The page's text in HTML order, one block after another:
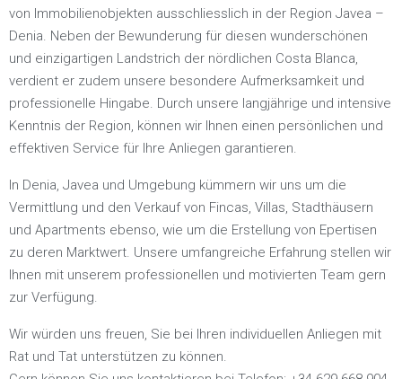
von Immobilienobjekten ausschliesslich in der Region Javea –
Denia. Neben der Bewunderung für diesen wunderschönen
und einzigartigen Landstrich der nördlichen Costa Blanca,
verdient er zudem unsere besondere Aufmerksamkeit und
professionelle Hingabe. Durch unsere langjährige und intensive
Kenntnis der Region, können wir Ihnen einen persönlichen und
effektiven Service für Ihre Anliegen garantieren.
In Denia, Javea und Umgebung kümmern wir uns um die
Vermittlung und den Verkauf von Fincas, Villas, Stadthäusern
und Apartments ebenso, wie um die Erstellung von Epertisen
zu deren Marktwert. Unsere umfangreiche Erfahrung stellen wir
Ihnen mit unserem professionellen und motivierten Team gern
zur Verfügung.
Wir würden uns freuen, Sie bei Ihren individuellen Anliegen mit
Rat und Tat unterstützen zu können.